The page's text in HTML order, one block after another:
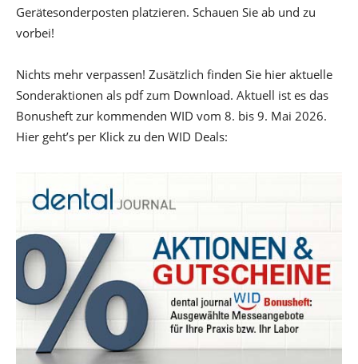
Gerätesonderposten platzieren. Schauen Sie ab und zu
vorbei!
Nichts mehr verpassen! Zusätzlich finden Sie hier aktuelle
Sonderaktionen als pdf zum Download. Aktuell ist es das
Bonusheft zur kommenden WID vom 8. bis 9. Mai 2026.
Hier geht’s per Klick zu den WID Deals: